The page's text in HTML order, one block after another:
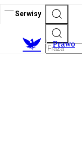
Serwisy
Prawo